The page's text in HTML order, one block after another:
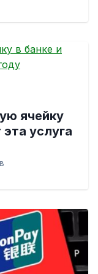
ячейку
услуга